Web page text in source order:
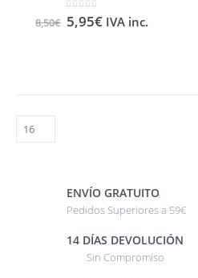
0out of 5
8,50€ 5,95€ IVA inc.
ENVÍO GRATUITO
Pedidos Superiores a 59€
14 DÍAS DEVOLUCIÓN
Sin Compromiso